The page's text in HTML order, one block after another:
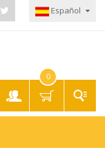
Cuenta
Español
0